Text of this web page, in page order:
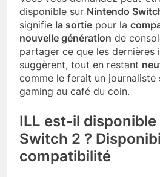
disponible sur Nintendo
signifie la sortie pour la
nouvelle génération de
partager ce que les dernières
suggèrent, tout en restant
comme le ferait un journaliste
gaming au café du coin.
ILL est-il
Switch 2 ?
compatibilité